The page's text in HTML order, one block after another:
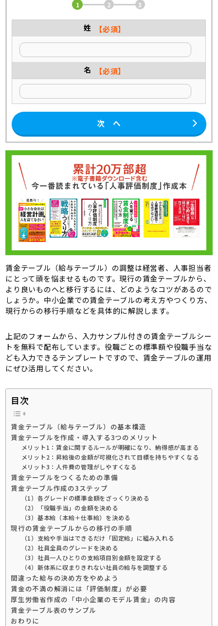
1 2 3
姓
名
次 へ
賃金テーブル（給与テーブル）の調整は経営者、人事担当者
にとって頭を悩ませるものです。現行の賃金テーブルから、
より良いものへと移行するには、どのようなコツがあるので
しょうか。中小企業での賃金テーブルの考え方やつくり方、
現行からの移行手順などを具体的に解説します。
上記のフォームから、入力サンプル付きの賃金テーブルシー
トを無料で配布しています。役職ごとの標準額や役職手当な
ども入力できるテンプレートですので、賃金テーブルの運用
にぜひ活用してください。
目次
賃金テーブル（給与テーブル）の基本構造
賃金テーブルを作成・導入する3つのメリット
メリット1：賃金に関するルールが明確になり、納得感が高まる
メリット2：昇給後の金額が可視化されて目標を持ちやすくなる
メリット3：人件費の管理がしやすくなる
賃金テーブルをつくるための準備
賃金テーブル作成の3ステップ
（1）各グレードの標準金額をざっくり決める
（2）「役職手当」の金額を決める
（3）基本給（本給＋仕事給）を決める
現行の賃金テーブルからの移行の手順
（1）支給や手当はできるだけ「固定給」に組み入れる
（2）社員全員のグレードを決める
（3）社員一人ひとりの支給項目別金額を設定する
（4）新体系に収まりきれない社員の給与を調整する
間違った給与の決め方をやめよう
賃金の不満の解消には「評価制度」が必要
厚生労働省作成の「中小企業のモデル賃金」の内容
賃金テーブル表のサンプル
おわりに